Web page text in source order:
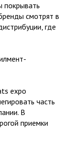
покрывать
смотрят в
где
expo
часть
В
приемки